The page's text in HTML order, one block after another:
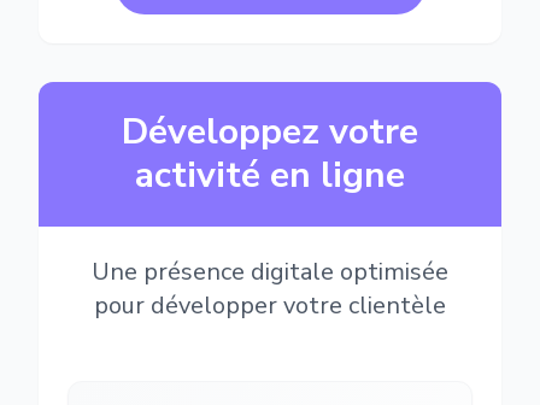
Développez votre
activité en ligne
Une présence digitale optimisée
pour développer votre clientèle